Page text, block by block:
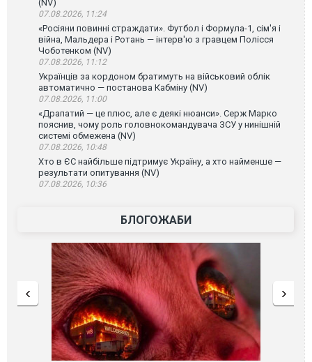
(NV)
07.08.2026, 11:24
«Росіяни повинні страждати». Футбол і Формула-1, сім'я і
війна, Мальдера і Ротань — інтерв'ю з гравцем Полісся
Чоботенком (NV)
07.08.2026, 11:12
Українців за кордоном братимуть на військовий облік
автоматично — постанова Кабміну (NV)
07.08.2026, 11:00
«Драпатий — це плюс, але є деякі нюанси». Серж Марко
пояснив, чому роль головнокомандувача ЗСУ у нинішній
системі обмежена (NV)
07.08.2026, 10:48
Хто в ЄС найбільше підтримує Україну, а хто найменше —
результати опитування (NV)
07.08.2026, 10:36
БЛОГОЖАБИ